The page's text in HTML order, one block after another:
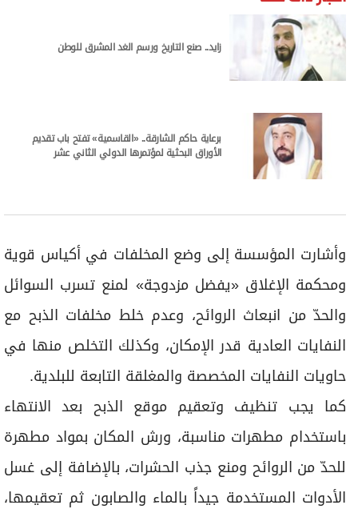
زايد.. صنع التاريخ ورسم الغد المشرق للوطن
برعاية حاكم الشارقة.. «القاسمية» تفتح باب تقديم
الأوراق البحثية لمؤتمرها الدولي الثاني عشر
وأشارت المؤسسة إلى وﺿﻊ اﻟﻤﺨﻠﻔﺎت ﻓﻲ أﻛﻴﺎس ﻗﻮﻳﺔ
وﻣﺤﻜﻤﺔ اﻹﻏﻼق «ﻳﻔﻀﻞ ﻣﺰدوﺟﺔ» ﻟﻤﻨﻊ ﺗﺴﺮب اﻟﺴﻮاﺋﻞ
واﻟﺤﺪّ ﻣﻦ اﻧﺒﻌﺎث اﻟﺮواﺋﺢ، وﻋﺪم ﺧﻠﻂ ﻣﺨﻠﻔﺎت اﻟﺬﺑﺢ ﻣﻊ
اﻟﻨﻔﺎﻳﺎت اﻟﻌﺎدﻳﺔ ﻗﺪر اﻹﻣﻜﺎن، وكذلك اﻟﺘﺨﻠﺺ ﻣﻨﻬﺎ ﻓﻲ
ﺣﺎوﻳﺎت اﻟﻨﻔﺎﻳﺎت اﻟﻤﺨﺼﺼﺔ واﻟﻤﻐﻠﻘﺔ اﻟﺘﺎﺑﻌﺔ ﻟﻠﺒﻠﺪﻳﺔ.
كما يجب ﺗﻨﻈﻴﻒ وﺗﻌﻘﻴﻢ ﻣﻮﻗﻊ اﻟﺬﺑﺢ ﺑﻌﺪ اﻻﻧﺘﻬﺎء
ﺑﺎﺳﺘﺨﺪام ﻣﻄﻬﺮات ﻣﻨﺎﺳﺒﺔ، ورش اﻟﻤﻜﺎن ﺑﻤﻮاد ﻣﻄﻬﺮة
ﻟﻠﺤﺪّ ﻣﻦ اﻟﺮواﺋﺢ وﻣﻨﻊ ﺟﺬب اﻟﺤﺸﺮات، بالإضافة إلى ﻏﺴﻞ
اﻷدوات اﻟﻤﺴﺘﺨﺪﻣﺔ ﺟﻴﺪاً ﺑﺎﻟﻤﺎء واﻟﺼﺎﺑﻮن ﺛﻢ ﺗﻌﻘﻴﻤﻬﺎ،